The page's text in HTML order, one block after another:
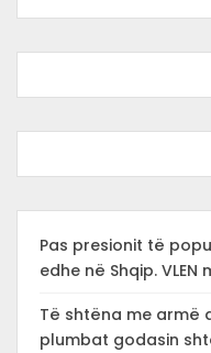
Pas presionit të
edhe në Shqip.
Të shtëna me armë
plumbat godasin